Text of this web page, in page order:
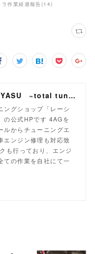
作業経過報告(14)
Racing Service YASU ~total tuning proshop~
ングショップ「レーシ
の公式HPです 4AGを
ルからチューニングエ
エンジン修理も対応致
も行っており、エンジ
ての作業を自社にて一